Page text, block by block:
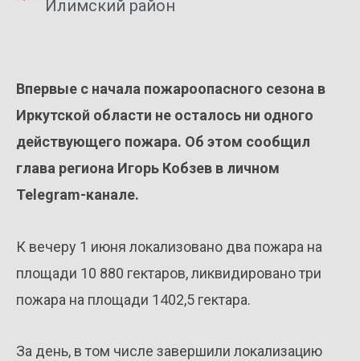
Илимский район
Впервые с начала пожароопасного сезона в
Иркутской области не осталось ни одного
действующего пожара. Об этом сообщил
глава региона Игорь Кобзев в личном
Telegram-канале.
К вечеру 1 июня локализовано два пожара на
площади 10 880 гектаров, ликвидировано три
пожара на площади 1402,5 гектара.
За день, в том числе завершили локализацию